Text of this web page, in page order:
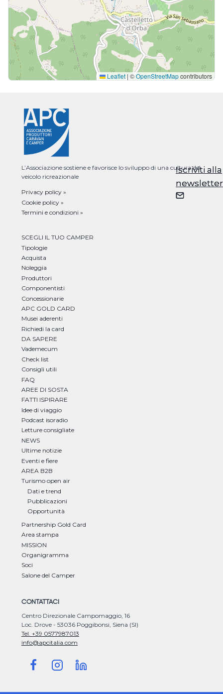
Iscriviti alla
newsletter
Leaflet |©OpenStreetMapcontributors
L’Associazione sostiene e favorisce lo sviluppo di una cultura del
veicolo ricreazionale
Privacy policy »
Cookie policy »
Termini e condizioni »
SCEGLI IL TUO CAMPER
Tipologie
Acquista
Noleggia
Produttori
Componentisti
Concessionarie
APC GOLD CARD
Musei aderenti
Richiedi la card
DA SAPERE
Vademecum
Check list
Consigli utili
FAQ
AREE DI SOSTA
FATTI ISPIRARE
Idee di viaggio
Podcast isoradio
Letture consigliate
NEWS
Ultime notizie
Eventi e fiere
AREA B2B
Turismo open air
Dati e trend
Pubblicazioni
Opportunità
Partnership Gold Card
Area stampa
MISSION
Organigramma
Soci
Salone del Camper
CONTATTACI
Centro Direzionale Campomaggio, 16
Loc. Drove - 53036 Poggibonsi, Siena (SI)
Tel. +39 0577987013
info@apcitalia.com
Iscriviti alla
newsletter